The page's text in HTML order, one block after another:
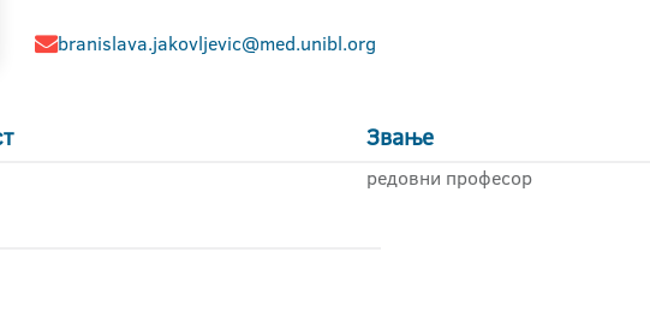
branislava.jakovljevic@med.unibl.org
Звање
редовни професор